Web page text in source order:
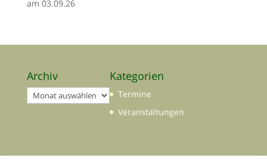
am 03.09.26
Archiv
Archiv
Kategorien
Termine
Veranstaltungen